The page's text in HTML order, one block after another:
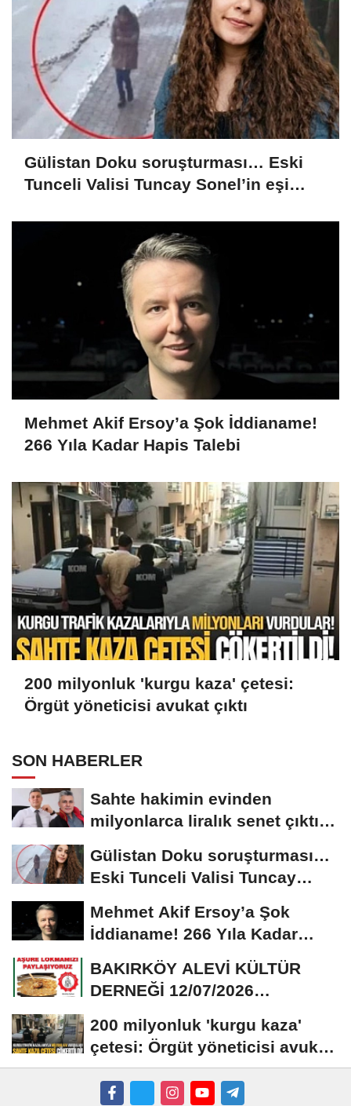
Gülistan Doku soruşturması… Eski
Tunceli Valisi Tuncay Sonel’in eşi
Mehmet Akif Ersoy’a Şok İddianame!
266 Yıla Kadar Hapis Talebi
200 milyonluk 'kurgu kaza' çetesi:
Örgüt yöneticisi avukat çıktı
SON HABERLER
Sahte hakimin evinden
milyonlarca liralık senet çıktı:
Gülistan Doku soruşturması…
Eski Tunceli Valisi Tuncay
Mehmet Akif Ersoy’a Şok
İddianame! 266 Yıla Kadar
Hapis Talebi
BAKIRKÖY ALEVİ KÜLTÜR
DERNEĞİ 12/07/2026
DAVETİNE...
200 milyonluk 'kurgu kaza'
çetesi: Örgüt yöneticisi avukat
çıktı